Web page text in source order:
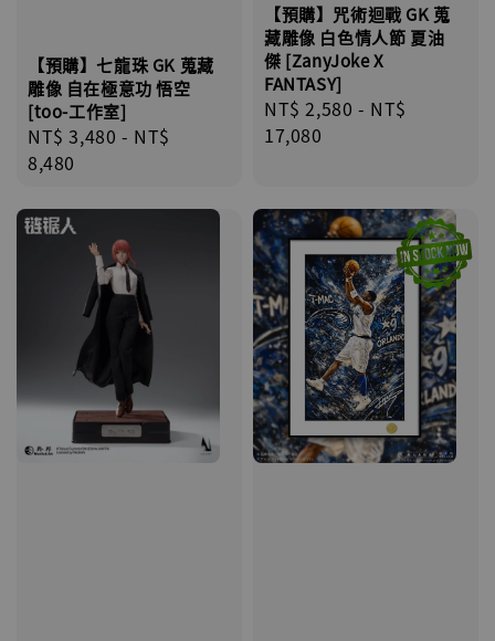
【預購】七龍珠 GK 蒐藏
雕像 自在極意功 悟空
[too-工作室]
Regular
price
NT$ 3,480 - NT$
8,480
【預購】咒術迴戰 GK 蒐
藏雕像 白色情人節 夏油
傑 [ZanyJoke X
FANTASY]
Regular
price
NT$ 2,580 - NT$
17,080